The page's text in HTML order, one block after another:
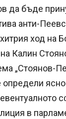
да бъде
анти-
ход на
Калин
„Стоянов-
ясно
в